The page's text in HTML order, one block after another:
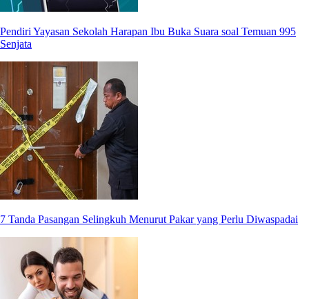
Pendiri Yayasan Sekolah Harapan Ibu Buka Suara soal Temuan 995
Senjata
7 Tanda Pasangan Selingkuh Menurut Pakar yang Perlu Diwaspadai